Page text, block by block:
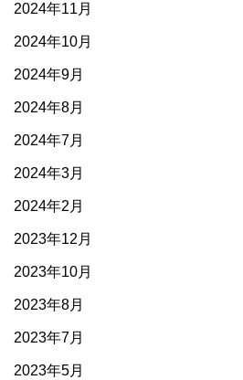
2024年11月
2024年10月
2024年9月
2024年8月
2024年7月
2024年3月
2024年2月
2023年12月
2023年10月
2023年8月
2023年7月
2023年5月